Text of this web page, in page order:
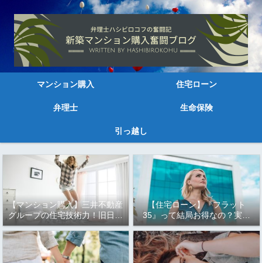
マンション購入 住宅ローン
弁理士 生命保険
引っ越し
【マンション購入】三井不動産
グループの住宅技術力！旧日本
三大財閥の資本力はすごい～
【住宅ローン】『フラット
35』って結局お得なの？実は
もっとお得な『フラット35
Ｓ』と『フラット35 子育て応
援型・地域応援型』！！知らな
きゃ損するかも！！